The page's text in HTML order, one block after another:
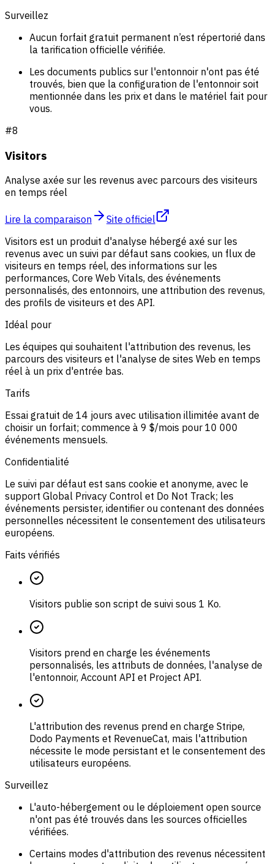
Surveillez
Aucun forfait gratuit permanent n’est répertorié dans
la tarification officielle vérifiée.
Les documents publics sur l'entonnoir n'ont pas été
trouvés, bien que la configuration de l'entonnoir soit
mentionnée dans les prix et dans le matériel fait pour
vous.
#8
Visitors
Analyse axée sur les revenus avec parcours des visiteurs
en temps réel
Lire la comparaison
Site officiel
Visitors est un produit d'analyse hébergé axé sur les
revenus avec un suivi par défaut sans cookies, un flux de
visiteurs en temps réel, des informations sur les
performances, Core Web Vitals, des événements
personnalisés, des entonnoirs, une attribution des revenus,
des profils de visiteurs et des API.
Idéal pour
Les équipes qui souhaitent l'attribution des revenus, les
parcours des visiteurs et l'analyse de sites Web en temps
réel à un prix d'entrée bas.
Tarifs
Essai gratuit de 14 jours avec utilisation illimitée avant de
choisir un forfait; commence à 9 $/mois pour 10 000
événements mensuels.
Confidentialité
Le suivi par défaut est sans cookie et anonyme, avec le
support Global Privacy Control et Do Not Track; les
événements persister, identifier ou contenant des données
personnelles nécessitent le consentement des utilisateurs
européens.
Faits vérifiés
Visitors publie son script de suivi sous 1 Ko.
Visitors prend en charge les événements
personnalisés, les attributs de données, l'analyse de
l'entonnoir, Account API et Project API.
L'attribution des revenus prend en charge Stripe,
Dodo Payments et RevenueCat, mais l'attribution
nécessite le mode persistant et le consentement des
utilisateurs européens.
Surveillez
L'auto-hébergement ou le déploiement open source
n'ont pas été trouvés dans les sources officielles
vérifiées.
Certains modes d'attribution des revenus nécessitent